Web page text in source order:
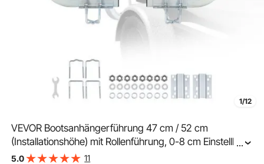
1/12
VEVOR Bootsanhängerführung 47 cm / 52 cm
(Installationshöhe) mit Rollenführung, 0-8 cm Einstellbare
Anhängerführung aus Verstärktem Hochbelastbarem
...
5.0 11